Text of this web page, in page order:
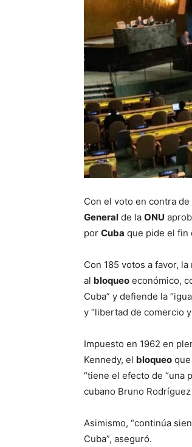
Con el voto en contra de
General de la ONU
por Cuba que pide el fin
Con 185 votos a favor,
al bloqueo económico,
Cuba” y defiende la
y “libertad de comercio
Impuesto en 1962 en
Kennedy, el bloqueo
“tiene el efecto de “una
cubano Bruno
Asimismo, “continúa
Cuba”, aseguró.